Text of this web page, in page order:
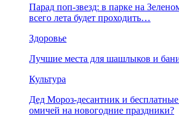
Парад поп-звезд: в парке на
всего лета будет проходить…
Здоровье
Лучшие места для шашлыков и
Культура
Дед Мороз-десантник и
омичей на новогодние праздники?